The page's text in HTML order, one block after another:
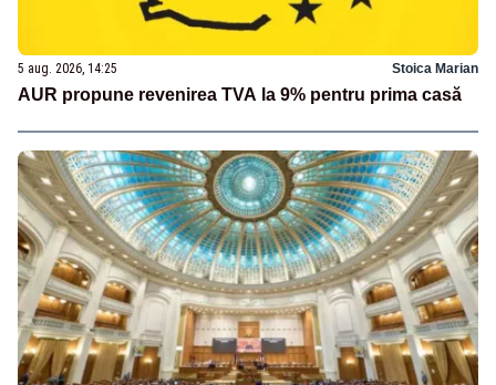
5 aug. 2026, 14:25 Stoica Marian
AUR propune revenirea TVA la 9% pentru prima casă